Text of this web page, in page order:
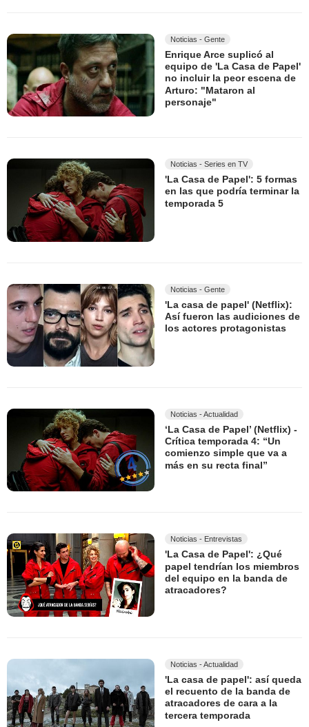
Noticias - Gente
Enrique Arce suplicó al
equipo de 'La Casa de Papel'
no incluir la peor escena de
Arturo: "Mataron al
personaje"
Noticias - Series en TV
'La Casa de Papel': 5 formas
en las que podría terminar la
temporada 5
Noticias - Gente
'La casa de papel' (Netflix):
Así fueron las audiciones de
los actores protagonistas
Noticias - Actualidad
‘La Casa de Papel’ (Netflix) -
Crítica temporada 4: “Un
comienzo simple que va a
más en su recta final”
Noticias - Entrevistas
'La Casa de Papel': ¿Qué
papel tendrían los miembros
del equipo en la banda de
atracadores?
Noticias - Actualidad
'La casa de papel': así queda
el recuento de la banda de
atracadores de cara a la
tercera temporada